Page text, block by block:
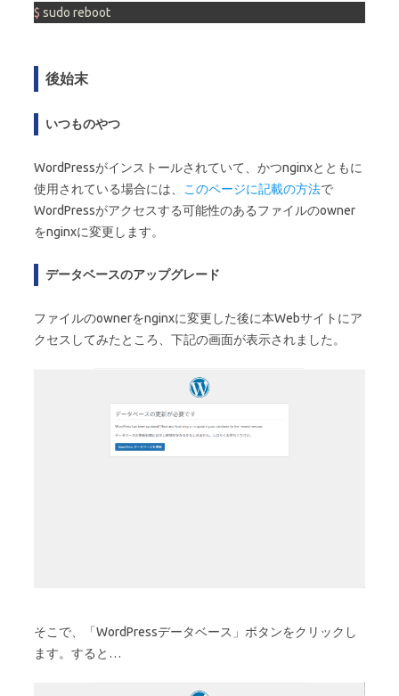
$ sudo reboot
後始末
いつものやつ
WordPressがインストールされていて、かつnginxとともに
使用されている場合には、
このページに記載の方法で
WordPressがアクセスする可能性のあるファイルのowner
をnginxに変更します。
データベースのアップグレード
ファイルのownerをnginxに変更した後に本Webサイトにア
クセスしてみたところ、下記の画面が表示されました。
そこで、「WordPressデータベース」ボタンをクリックし
ます。すると…